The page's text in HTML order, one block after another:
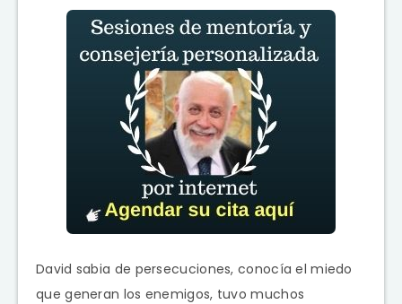
David sabia de persecuciones, conocía el miedo
que generan los enemigos, tuvo muchos